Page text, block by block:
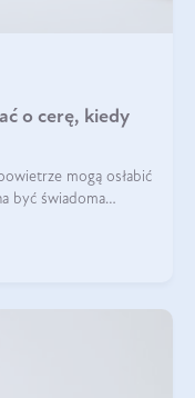
o cerę, kiedy
mogą osłabić
być świadoma